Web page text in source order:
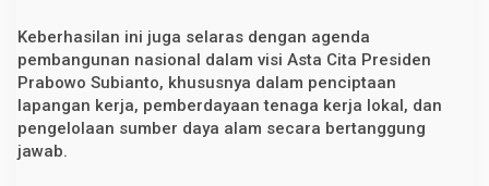
Keberhasilan ini juga selaras dengan agenda
pembangunan nasional dalam visi Asta Cita Presiden
Prabowo Subianto, khususnya dalam penciptaan
lapangan kerja, pemberdayaan tenaga kerja lokal, dan
pengelolaan sumber daya alam secara bertanggung
jawab.